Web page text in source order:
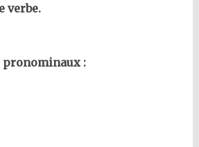
verbe.
pronominaux :